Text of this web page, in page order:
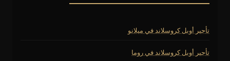
تأجير أوبل كروسلاند في ميلانو
تأجير أوبل كروسلاند في روما